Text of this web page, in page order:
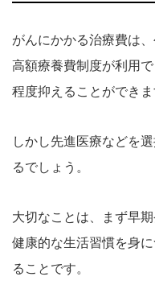
がんにかかる治療費は
高額療養費制度が利用
程度抑えることができま
しかし先進医療などを
るでしょう。
大切なことは、まず早
健康的な生活習慣を身
ることです。